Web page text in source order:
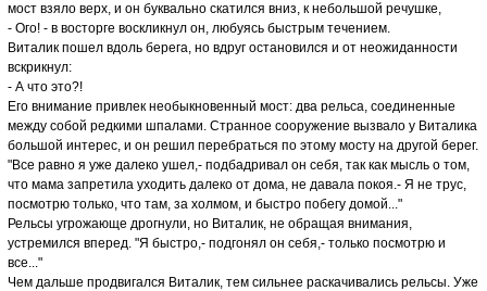
мост взяло верх, и он буквально скатился вниз, к небольшой речушке,
- Ого! - в восторге воскликнул он, любуясь быстрым течением.
Виталик пошел вдоль берега, но вдруг остановился и от неожиданности
вскрикнул:
- А что это?!
Его внимание привлек необыкновенный мост: два рельса, соединенные
между собой редкими шпалами. Странное сооружение вызвало у Виталика
большой интерес, и он решил перебраться по этому мосту на другой берег.
"Все равно я уже далеко ушел,- подбадривал он себя, так как мысль о том,
что мама запретила уходить далеко от дома, не давала покоя.- Я не трус,
посмотрю только, что там, за холмом, и быстро побегу домой..."
Рельсы угрожающе дрогнули, но Виталик, не обращая внимания,
устремился вперед. "Я быстро,- подгонял он себя,- только посмотрю и
все..."
Чем дальше продвигался Виталик, тем сильнее раскачивались рельсы. Уже